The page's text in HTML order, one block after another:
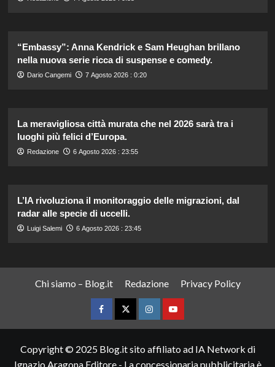
“Embassy”: Anna Kendrick e Sam Heughan brillano
nella nuova serie ricca di suspense e comedy.
Dario Cangemi 7 Agosto 2026 : 0:20
La meravigliosa città murata che nel 2026 sarà tra i
luoghi più felici d’Europa.
Redazione 6 Agosto 2026 : 23:55
L’IA rivoluziona il monitoraggio delle migrazioni, dal
radar alle specie di uccelli.
Luigi Salemi 6 Agosto 2026 : 23:45
Chi siamo – Blog.it Redazione Privacy Policy
FacebookTwitterInstagramYouTube
Copyright © 2025 Blog.it sito affiliato ad IA Network di
Ignazio Aragona Editore - La concessionaria pubblicitaria è